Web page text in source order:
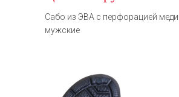
Сабо из ЭВА с перфорацией
мужские